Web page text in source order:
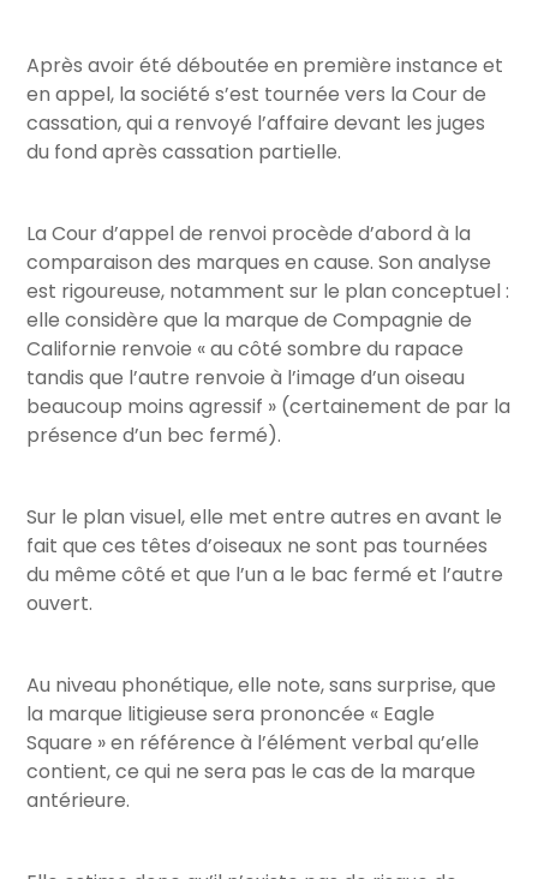
Après avoir été déboutée en première instance et
en appel, la société s’est tournée vers la Cour de
cassation, qui a renvoyé l’affaire devant les juges
du fond après cassation partielle.
La Cour d’appel de renvoi procède d’abord à la
comparaison des marques en cause. Son analyse
est rigoureuse, notamment sur le plan conceptuel :
elle considère que la marque de Compagnie de
Californie renvoie « au côté sombre du rapace
tandis que l’autre renvoie à l’image d’un oiseau
beaucoup moins agressif » (certainement de par la
présence d’un bec fermé).
Sur le plan visuel, elle met entre autres en avant le
fait que ces têtes d’oiseaux ne sont pas tournées
du même côté et que l’un a le bac fermé et l’autre
ouvert.
Au niveau phonétique, elle note, sans surprise, que
la marque litigieuse sera prononcée « Eagle
Square » en référence à l’élément verbal qu’elle
contient, ce qui ne sera pas le cas de la marque
antérieure.